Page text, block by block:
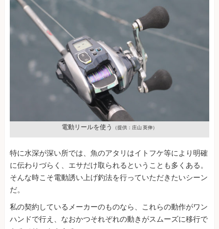
電動リールを使う （提供：庄山 英伸）
特に水深が深い所では、魚のアタリはイトフケ等により明確
に伝わりづらく、エサだけ取られるということも多くある。
そんな時こそ電動誘い上げ釣法を行っていただきたいシーン
だ。
私の契約しているメーカーのものなら、これらの動作がワン
ハンドで行え、なおかつそれぞれの動きがスムーズに移行で